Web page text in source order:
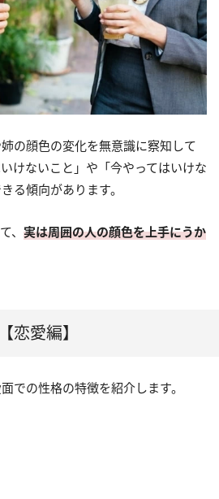
の顔色の変化を無意識に察知して
けないこと」や「今やってはいけな
る傾向があります。
、 実は周囲の人の顔色を上手にうか
恋愛編】
での性格の特徴を紹介します。